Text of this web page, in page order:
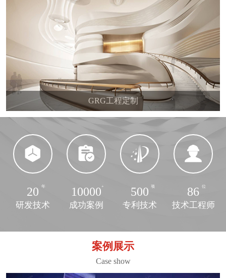
GRG工程定制
20
研发技术
10000
成功案例
500
专利技术
86
技术工程师
案例展示
Case show